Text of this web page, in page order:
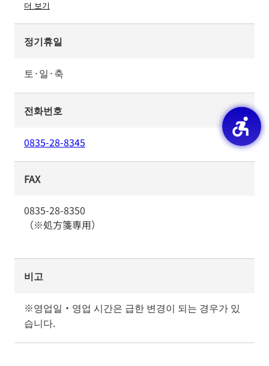
더 보기
정기휴일
토·일·축
전화번호
0835-28-8345
FAX
0835-28-8350
（※処方箋専用）
비고
※영업일・영업 시간은 급한 변경이 되는 경우가 있
습니다.